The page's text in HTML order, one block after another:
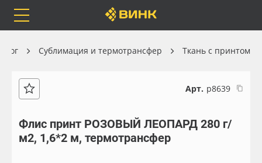
Orafol
Рулонные материалы
Сублимация и термотрансфер Ткань с принтом
Арт. р8639
Флис принт РОЗОВЫЙ ЛЕОПАРД 280 г/
м2, 1,6*2 м, термотрансфер